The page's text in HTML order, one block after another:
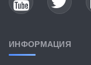
ИНФОРМАЦИЯ